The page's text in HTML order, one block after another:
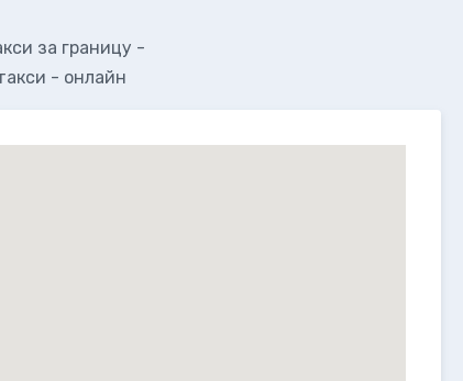
за границу -
- онлайн